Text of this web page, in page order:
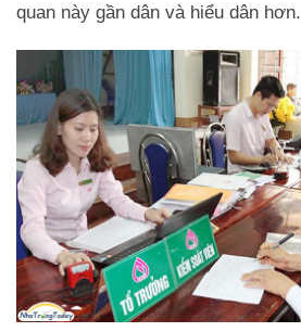
quan này gần dân và hiểu dân hơn.